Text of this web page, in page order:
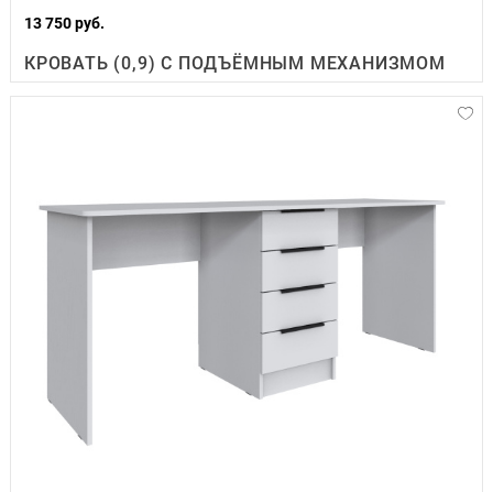
13 750 руб.
КРОВАТЬ (0,9) С ПОДЪЁМНЫМ МЕХАНИЗМОМ